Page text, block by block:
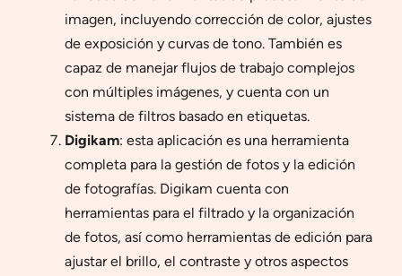
imagen, incluyendo corrección de color, ajustes
de exposición y curvas de tono. También es
capaz de manejar flujos de trabajo complejos
con múltiples imágenes, y cuenta con un
sistema de filtros basado en etiquetas.
Digikam: esta aplicación es una herramienta
completa para la gestión de fotos y la edición
de fotografías. Digikam cuenta con
herramientas para el filtrado y la organización
de fotos, así como herramientas de edición para
ajustar el brillo, el contraste y otros aspectos